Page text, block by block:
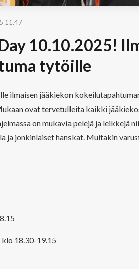
11.47
10.10.2025!
tytöille
ilmaisen jääkiekon
ovat tervetulleita kaikki
on mukavia pelejä ja leikkejä
ja jonkinlaiset hanskat. Muitakin
18.30-19.15